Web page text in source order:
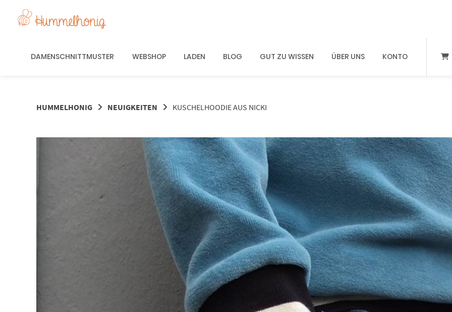
DAMENSCHNITTMUSTER WEBSHOP LADEN BLOG GUT ZU WISSEN ÜBER UNS KONTO
HUMMELHONIG NEUIGKEITEN KUSCHELHOODIE AUS NICKI